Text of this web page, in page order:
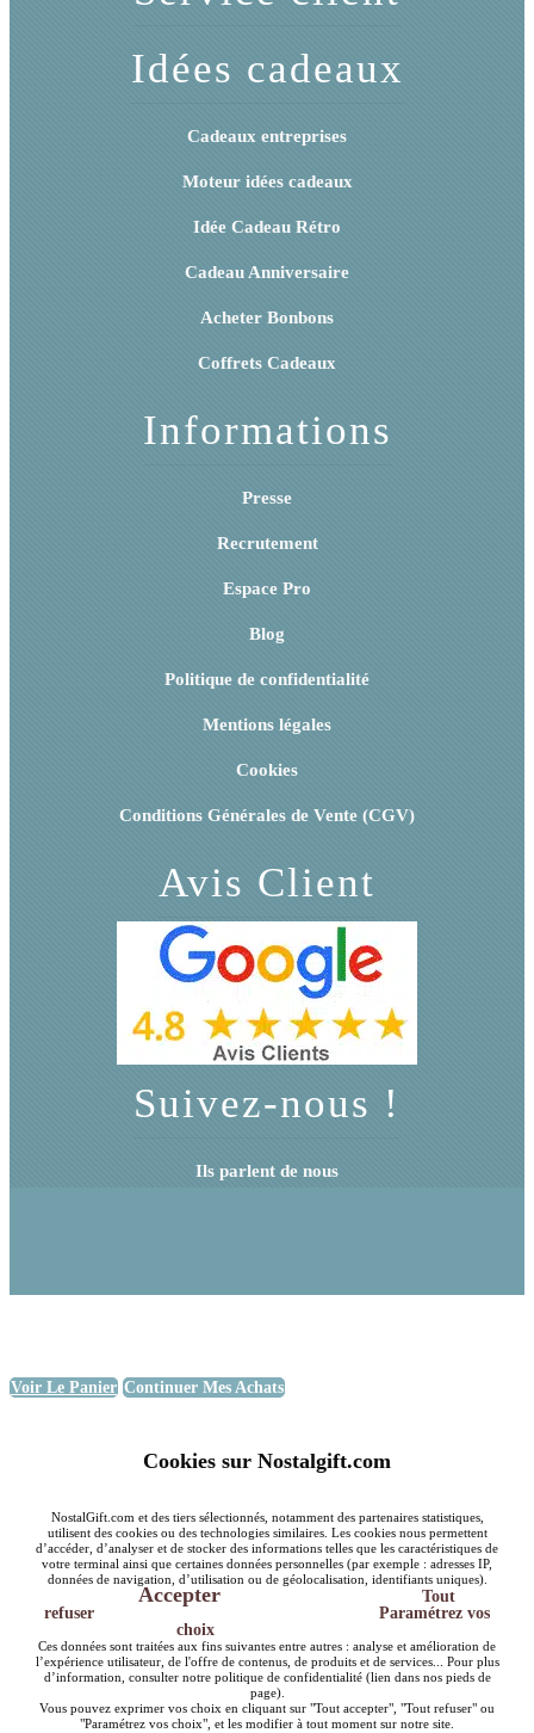
Idées cadeaux
Cadeaux entreprises
Moteur idées cadeaux
Idée Cadeau Rétro
Cadeau Anniversaire
Acheter Bonbons
Coffrets Cadeaux
Informations
Presse
Recrutement
Espace Pro
Blog
Politique de confidentialité
Mentions légales
Cookies
Conditions Générales de Vente (CGV)
Avis Client
Suivez-nous !
Ils parlent de nous
Voir Le Panier Continuer Mes Achats
Cookies sur Nostalgift.com
NostalGift.com et des tiers sélectionnés, notamment des partenaires statistiques,
utilisent des cookies ou des technologies similaires. Les cookies nous permettent
d’accéder, d’analyser et de stocker des informations telles que les caractéristiques de
votre terminal ainsi que certaines données personnelles (par exemple : adresses IP,
données de navigation, d’utilisation ou de géolocalisation, identifiants uniques).
Accepter
Tout
refuser
Paramétrez vos
choix
Ces données sont traitées aux fins suivantes entre autres : analyse et amélioration de
l’expérience utilisateur, de l'offre de contenus, de produits et de services... Pour plus
d’information, consulter notre politique de confidentialité (lien dans nos pieds de
page).
Vous pouvez exprimer vos choix en cliquant sur "Tout accepter", "Tout refuser" ou
"Paramétrez vos choix", et les modifier à tout moment sur notre site.